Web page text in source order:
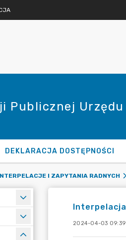
Publicznej Urzędu
DEKLARACJA DOSTĘPNOŚCI
I ZAPYTANIA RADNYCH
2024-04-03 09:39